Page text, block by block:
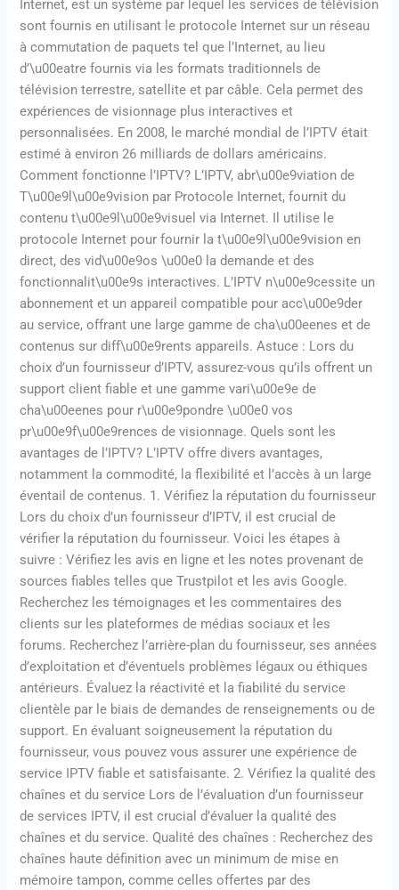
Internet, est un système par lequel les services de télévision
sont fournis en utilisant le protocole Internet sur un réseau
à commutation de paquets tel que l’Internet, au lieu
d’\u00eatre fournis via les formats traditionnels de
télévision terrestre, satellite et par câble. Cela permet des
expériences de visionnage plus interactives et
personnalisées. En 2008, le marché mondial de l’IPTV était
estimé à environ 26 milliards de dollars américains.
Comment fonctionne l’IPTV? L’IPTV, abr\u00e9viation de
T\u00e9l\u00e9vision par Protocole Internet, fournit du
contenu t\u00e9l\u00e9visuel via Internet. Il utilise le
protocole Internet pour fournir la t\u00e9l\u00e9vision en
direct, des vid\u00e9os \u00e0 la demande et des
fonctionnalit\u00e9s interactives. L’IPTV n\u00e9cessite un
abonnement et un appareil compatible pour acc\u00e9der
au service, offrant une large gamme de cha\u00eenes et de
contenus sur diff\u00e9rents appareils. Astuce : Lors du
choix d’un fournisseur d’IPTV, assurez-vous qu’ils offrent un
support client fiable et une gamme vari\u00e9e de
cha\u00eenes pour r\u00e9pondre \u00e0 vos
pr\u00e9f\u00e9rences de visionnage. Quels sont les
avantages de l’IPTV? L’IPTV offre divers avantages,
notamment la commodité, la flexibilité et l’accès à un large
éventail de contenus. 1. Vérifiez la réputation du fournisseur
Lors du choix d’un fournisseur d’IPTV, il est crucial de
vérifier la réputation du fournisseur. Voici les étapes à
suivre : Vérifiez les avis en ligne et les notes provenant de
sources fiables telles que Trustpilot et les avis Google.
Recherchez les témoignages et les commentaires des
clients sur les plateformes de médias sociaux et les
forums. Recherchez l’arrière-plan du fournisseur, ses années
d’exploitation et d’éventuels problèmes légaux ou éthiques
antérieurs. Évaluez la réactivité et la fiabilité du service
clientèle par le biais de demandes de renseignements ou de
support. En évaluant soigneusement la réputation du
fournisseur, vous pouvez vous assurer une expérience de
service IPTV fiable et satisfaisante. 2. Vérifiez la qualité des
chaînes et du service Lors de l’évaluation d’un fournisseur
de services IPTV, il est crucial d’évaluer la qualité des
chaînes et du service. Qualité des chaînes : Recherchez des
chaînes haute définition avec un minimum de mise en
mémoire tampon, comme celles offertes par des